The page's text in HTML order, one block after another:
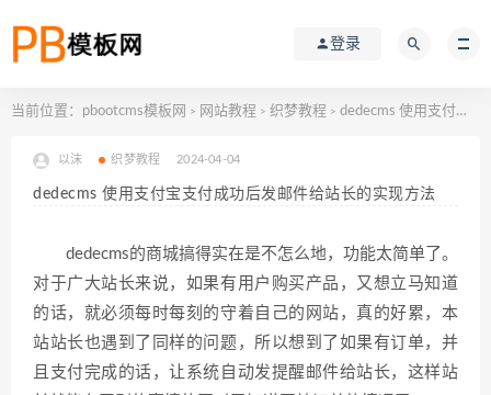
登录
当前位置： pbootcms模板网 > 网站教程 > 织梦教程 > dedecms 使用支付宝支付成功后发邮件给站长的实现方法
以沫 织梦教程 2024-04-04
dedecms 使用支付宝支付成功后发邮件给站长的实现方法
dedecms的商城搞得实在是不怎么地，功能太简单了。
对于广大站长来说，如果有用户购买产品，又想立马知道
的话，就必须每时每刻的守着自己的网站，真的好累，本
站站长也遇到了同样的问题，所以想到了如果有订单，并
且支付完成的话，让系统自动发提醒邮件给站长，这样站